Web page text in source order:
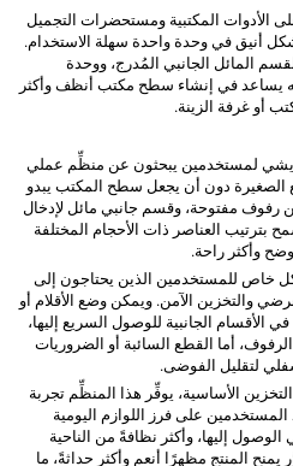
المكتبية ومستحضرات التجميل
أنيق في وحدة واحدة سهلة الاستخدام.
المائل الجانبي المُدرج، ووحدة
يساعد في إنشاء سطح مكتب أنظف وأكثر
أو غرفة الزينة.
لمستخدمين يبحثون عن منظِّم عملي
الصغيرة دون أن يجعل سطح المكتب يبدو
رفوف مفتوحة، وقسم جانبي مائل لإدخال
بترتيب العناصر ذات الأحجام المختلفة
وأكثر راحة.
خاص للمستخدمين الذين يحتاجون إلى
والتخزين الآمن. ويمكن وضع الأقلام أو
الأقسام الجانبية للوصول السريع إليها،
أما القطع السائبة أو الضروريات
لتقليل الفوضى.
الأساسية، يوفِّر هذا المنظِّم تجربة
على فرز اللوازم اليومية
إليها، وأكثر نظافةً من الناحية
يمنح المنتج مظهرًا أنعم وأكثر حداثةً، ما